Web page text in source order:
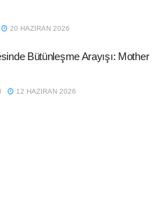
20 HAZIRAN 2026
Bütünleşme Arayışı: Mother
12 HAZIRAN 2026